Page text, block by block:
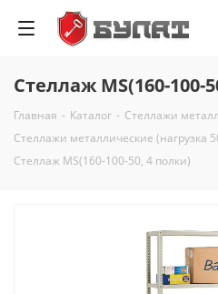
Стеллаж MS(160-100-
Главная - Каталог - Стеллажи
Стеллажи металлические (нагрузка
Стеллаж MS(160-100-50, 4 полки)